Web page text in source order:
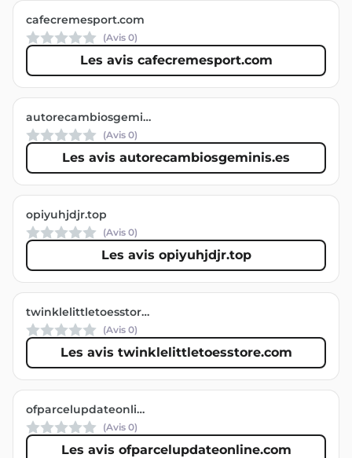
cafecremesport.com
(Avis 0)
Les avis cafecremesport.com
autorecambiosgeminis.es
(Avis 0)
Les avis autorecambiosgeminis.es
opiyuhjdjr.top
(Avis 0)
Les avis opiyuhjdjr.top
twinklelittletoesstore.com
(Avis 0)
Les avis twinklelittletoesstore.com
ofparcelupdateonline.com
(Avis 0)
Les avis ofparcelupdateonline.com